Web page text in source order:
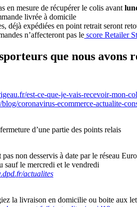
en mesure de récupérer le colis avant
livrée à domicile
déjà expédiées en point retrait seront
n’affecteront pas le score Retailer
que nous avons
est-ce-que-je-vais-recevoir-mon-
coronavirus-ecommerce-actualite-
d’une partie des points relais
non desservis à date par le réseau
sauf le mercredi et le vendredi
actualites
la livraison en domicilie ou boite aux